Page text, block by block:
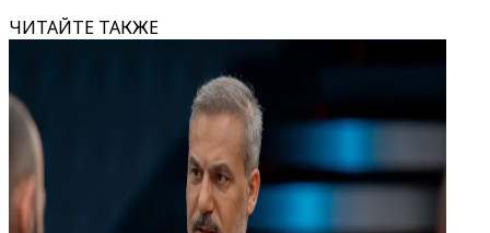
ЧИТАЙТЕ ТАКЖЕ